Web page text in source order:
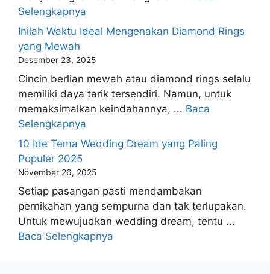
Selengkapnya
Inilah Waktu Ideal Mengenakan Diamond Rings
yang Mewah
Desember 23, 2025
Cincin berlian mewah atau diamond rings selalu
memiliki daya tarik tersendiri. Namun, untuk
memaksimalkan keindahannya, ... Baca
Selengkapnya
10 Ide Tema Wedding Dream yang Paling
Populer 2025
November 26, 2025
Setiap pasangan pasti mendambakan
pernikahan yang sempurna dan tak terlupakan.
Untuk mewujudkan wedding dream, tentu ...
Baca Selengkapnya